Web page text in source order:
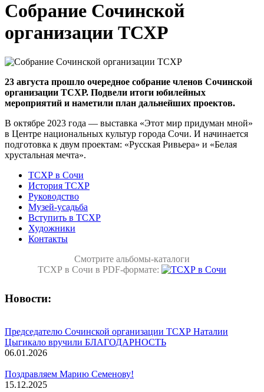
Собрание Сочинской
организации ТСХР
23 августа прошло очередное собрание членов Сочинской
организации ТСХР. Подвели итоги юбилейных
мероприятий и наметили план дальнейших проектов.
В октябре 2023 года — выставка «Этот мир придуман мной»
в Центре национальных культур города Сочи. И начинается
подготовка к двум проектам: «Русская Ривьера» и «Белая
хрустальная мечта».
ТСХР в Сочи
История ТСХР
Руководство
Музей-усадьба
Вступить в ТСХР
Художники
Контакты
Смотрите альбомы-каталоги
ТСХР в Сочи в PDF-формате:
Новости:
Председателю Сочинской организации ТСХР Наталии
Цыгикало вручили БЛАГОДАРНОСТЬ
06.01.2026
Поздравляем Марию Семенову!
15.12.2025